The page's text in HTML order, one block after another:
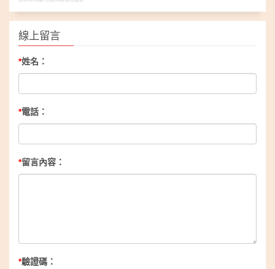
線上留言
*姓名：
*電話：
*留言內容：
*驗證碼：